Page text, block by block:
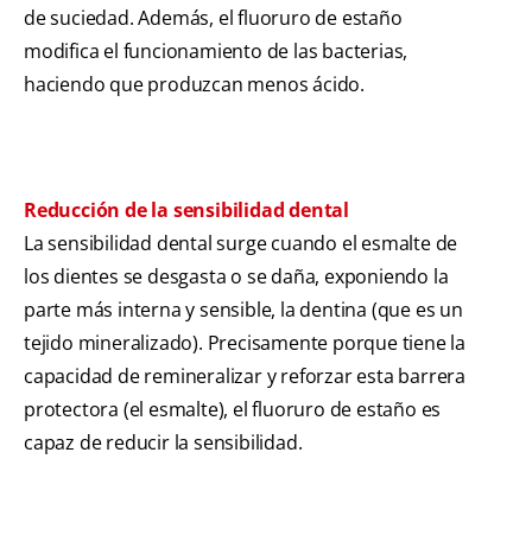
de suciedad. Además, el fluoruro de estaño
modifica el funcionamiento de las bacterias,
haciendo que produzcan menos ácido.
Reducción de la sensibilidad dental
La sensibilidad dental surge cuando el esmalte de
los dientes se desgasta o se daña, exponiendo la
parte más interna y sensible, la dentina (que es un
tejido mineralizado). Precisamente porque tiene la
capacidad de remineralizar y reforzar esta barrera
protectora (el esmalte), el fluoruro de estaño es
capaz de reducir la sensibilidad.